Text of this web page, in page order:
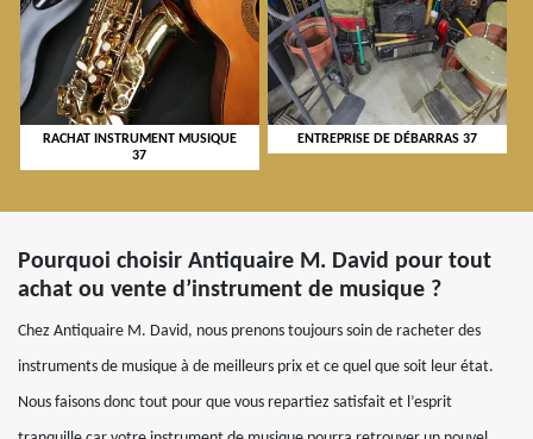
RACHAT INSTRUMENT MUSIQUE
37
ENTREPRISE DE DÉBARRAS 37
Pourquoi choisir Antiquaire M. David pour tout
achat ou vente d’instrument de musique ?
Chez Antiquaire M. David, nous prenons toujours soin de racheter des
instruments de musique à de meilleurs prix et ce quel que soit leur état.
Nous faisons donc tout pour que vous repartiez satisfait et l’esprit